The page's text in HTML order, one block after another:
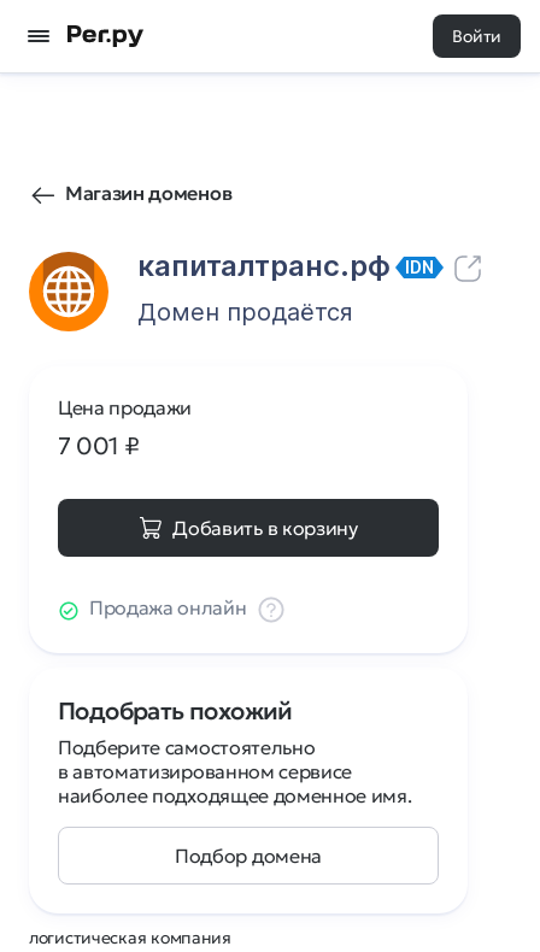
Войти
Магазин доменов
капиталтранс.рф IDN
20 0
Домен продаётся
логистическая компания
Цена продажи
7 001 ₽
Добавить в корзину
Продажа онлайн
Подобрать похожий
Подберите самостоятельно
в автоматизированном сервисе
наиболее подходящее доменное имя.
Подбор домена